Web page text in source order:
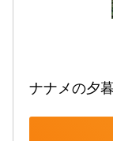
ナナメの夕